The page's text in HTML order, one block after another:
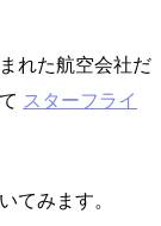
れた航空会社だ
スターフライ
てみます。